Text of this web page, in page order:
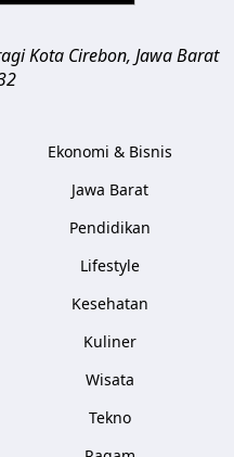
Kota Cirebon, Jawa Barat
Ekonomi & Bisnis
Jawa Barat
Pendidikan
Lifestyle
Kesehatan
Kuliner
Wisata
Tekno